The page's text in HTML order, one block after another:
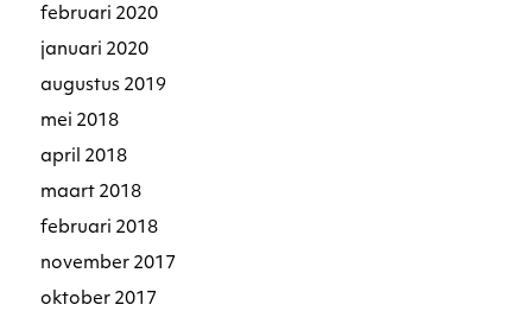
februari 2020
januari 2020
augustus 2019
mei 2018
april 2018
maart 2018
februari 2018
november 2017
oktober 2017